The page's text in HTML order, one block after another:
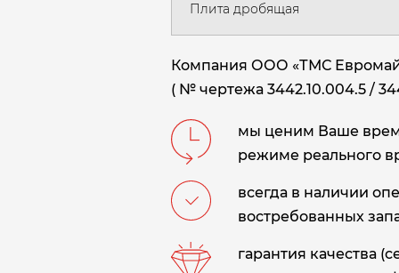
Плита дробящая
Компания ООО «ТМС
( № чертежа 3442.10.004.5 /
мы ценим Ваше
режиме реального
всегда в наличии
востребованных
гарантия качества